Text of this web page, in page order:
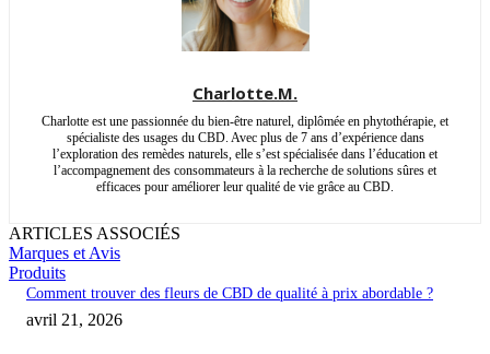
Charlotte.M.
Charlotte est une passionnée du bien-être naturel, diplômée en phytothérapie, et
spécialiste des usages du CBD. Avec plus de 7 ans d’expérience dans
l’exploration des remèdes naturels, elle s’est spécialisée dans l’éducation et
l’accompagnement des consommateurs à la recherche de solutions sûres et
efficaces pour améliorer leur qualité de vie grâce au CBD.
ARTICLES ASSOCIÉS
Marques et Avis
Produits
Comment trouver des fleurs de CBD de qualité à prix abordable ?
avril 21, 2026